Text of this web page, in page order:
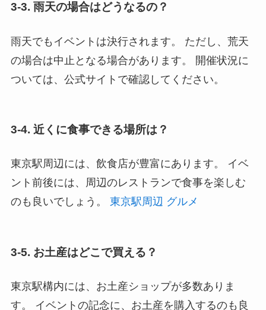
3-3. 雨天の場合はどうなるの？
雨天でもイベントは決行されます。 ただし、荒天
の場合は中止となる場合があります。 開催状況に
ついては、公式サイトで確認してください。
3-4. 近くに食事できる場所は？
東京駅周辺には、飲食店が豊富にあります。 イベ
ント前後には、周辺のレストランで食事を楽しむ
のも良いでしょう。 東京駅周辺 グルメ
3-5. お土産はどこで買える？
東京駅構内には、お土産ショップが多数ありま
す。 イベントの記念に、お土産を購入するのも良